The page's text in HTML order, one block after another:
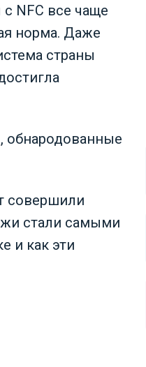
NFC все чаще
норма. Даже
страны
, обнародованные
совершили
стали самыми
и как эти